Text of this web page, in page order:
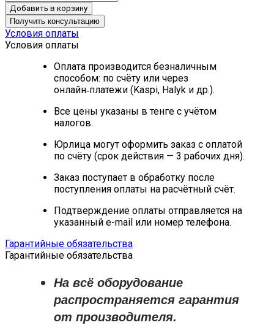
Добавить в корзину
Получить консультацию
Условия оплаты
Условия оплаты
Оплата производится безналичным
способом: по счёту или через
онлайн‑платежи (Kaspi, Halyk и др.).
Все цены указаны в тенге с учётом
налогов.
Юрлица могут оформить заказ с оплатой
по счёту (срок действия — 3 рабочих дня).
Заказ поступает в обработку после
поступления оплаты на расчётный счёт.
Подтверждение оплаты отправляется на
указанный e-mail или номер телефона.
Гарантийные обязательства
Гарантийные обязательства
На всё оборудование
распространяется гарантия
от производителя.